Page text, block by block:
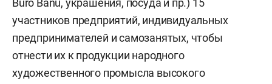
участников предприятий, индивидуальных
предпринимателей и самозанятых, чтобы
отнести их к продукции народного
художественного промысла высокого